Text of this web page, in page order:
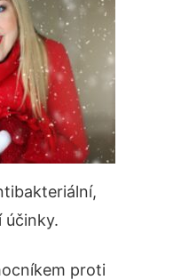
účinky.
proti